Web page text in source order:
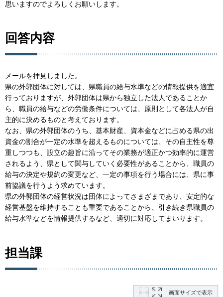
思いますのでよろしくお願いします。
回答内容
メールを拝見しました。
県の外郭団体に対しては、県職員の給与水準などの情報提供を適宜
行っておりますが、外郭団体は県から独立した法人であることか
ら、職員の給与などの労働条件については、原則として各法人が自
主的に決めるものと考えております。
なお、県の外郭団体のうち、基本財産、資本金などに占める県の出
資金の割合が一定の水準を超えるものについては、その自主性を尊
重しつつも、設立の趣旨に沿ってその業務が適正かつ効率的に運営
されるよう、県として関与していく必要性があることから、職員の
給与の決定や規約の変更など、一定の事項を行う場合には、県に事
前協議を行うよう求めています。
県の外郭団体の経営状況は団体によってさまざまであり、安定的な
経営基盤を維持することも重要であることから、引き続き県職員の
給与水準などを情報提供するなど、適切に対応してまいります。
担当課
画面サイズで表示